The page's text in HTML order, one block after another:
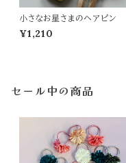
小さなお星さまのヘアピン
¥1,210
セール中の商品